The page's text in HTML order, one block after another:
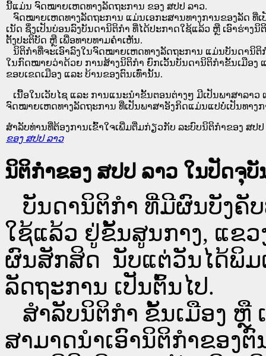
ນີ້ແມ່ນ ຈົດໝາຍເຫດທາງລັດຖະການ ຂອງ ສປປ ລາວ.
ຈົດໝາຍເຫດທາງລັດຖະການ ແມ່ນ​ເອ​ກະ​ສານ​ທາງ​ການ​ຂອງ​ລັດ ທີ່​ເ
ເນັດ ຊຶ່ງ​ເປັນ​ບ່ອນ​ລົງ​ບັນ​ດາ​ນິ​ຕິ​ກຳ ທີ່ໄດ້ປະກາດໃຊ້ແລ້ວ ຫຼື ເອົາຮ່າງ
ຕັ້ງ​ປະ​ຕິ​ບັດ ຫຼື ເພື່ອທາບທາມຄໍາເຫັນ.
ນິ​ຕິ​ກຳ​ທີ່​ຈະ​ເອົາ​ລົງ​ໃນ​ຈົດ​ໝາຍ​ເຫດ​ທາງ​ລັດ​ຖະ​ການ ​ແມ່ນ​ບັນ​ດາ​ນິ​ຕິ​
ໃນ​ກົດ​ໝາຍ​ວ່າ​ດ້ວຍ​ ການ​ສ້າງ​ນິ​ຕິ​ກຳ ຍົກ​ເວັ້ນ​ບັນ​ດານິ​ຕິ​ກຳ​ຂັ້ນ​ເມືອງ
ຂອບ​ເຂດ​ເມືອງ ແລະ ບ້ານ​ຂອງ​ຕົນ​ເທົ່າ​ນັ້ນ.
ເນື້ອໃນ​ເວັບ​ໄຊ​ ແລະ ການແນະນໍາຂັ້ນຕອນຕ່າງໆ ມີເປັນພາສາລາວ
ຈົດໝາຍເຫດທາງລັດຖະການ ທີ່ເປັນພາສາອັງກິດແມ່ນແປບໍ່ເປັນທາງ
ສໍາລັບທ່ານທີ່ຕ້ອງການເຂົ້າໃຈເພີ່ມຕື່ມກ່ຽວກັບ ລະບົບນິຕິກຳຂອງ ສປປ
ຂອງ ສປປ ລາວ
ນິຕິກຳຂອງ ສປປ ລາວ ໃນປັດຈຸ
ບັນດານິຕິກໍາ ທີ່ມີຜົນບັງຄັ
ໃຊ້ແລ້ວ ຢູ່ຂັ້ນ​ສູນ​ກາງ, ແຂ
ຜົນສັກສິດ ນັບ​ແຕ່​ວັນໄດ້ພິມ
ລັດຖະການ ເປັນ​ຕົ້ນ​ໄປ.
ສຳລັບນິ​ຕິ​ກຳ ຂັ້ນເມືອງ ຫຼື
ສາມາດນຳເອົານິຕິກຳຂອງ